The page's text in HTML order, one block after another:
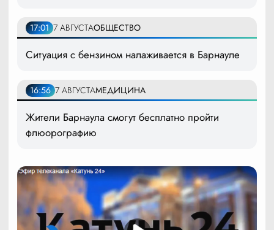
17:01 7 АВГУСТАОБЩЕСТВО
Ситуация с бензином налаживается в Барнауле
16:56 7 АВГУСТАМЕДИЦИНА
Жители Барнаула смогут бесплатно пройти
флюорографию